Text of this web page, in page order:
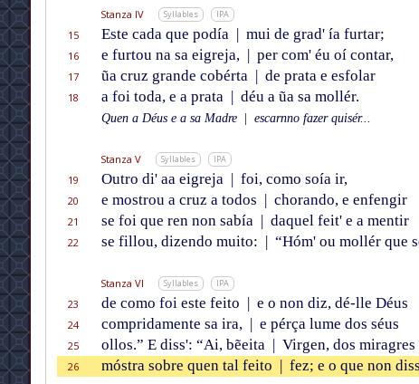
Stanza IV Syllables IPA
15 Este cada que podía | mui de grad' ía furtar;
16
e furtou na sa eigreja, | per com' éu oí contar,
17
ũa cruz grande cobérta | de prata e esfolar
18
a foi toda, e a prata | déu a ũa sa mollér.
Quen a Déus e a sa Madre
escarnno fazer quisér...
Stanza V Syllables IPA
19 Outro di' aa eigreja | foi, como soía ir,
20
e mostrou a cruz a todos | chorando, e enfengir
21
se foi que ren non sabía | daquel feit' e a mentir
22
se fillou, dizendo muito: | “Hóm' ou mollér que
Stanza VI Syllables IPA
23 de como foi este feito | e o non diz, dé-lle Déus
24
compridamente sa ira, | e pérça lume dos séus
25
ollos.” E diss': “Ai, bẽeita | Virgen, dos miragres
26
móstra sobre quen tal feito | fez; e o que non